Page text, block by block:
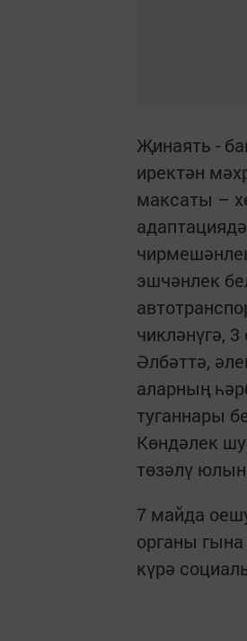
Җинаять -
иректән
максаты –
эшчәнлек
чикләнүгә,
Әлбәттә,
аларның
туганнары
Көндәлек
төзәлү
7 майда
органы гына
күрә